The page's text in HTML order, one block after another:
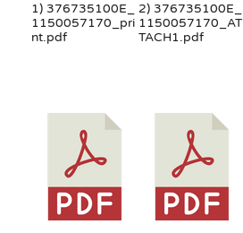
1) 376735100E_
1150057170_pri
nt.pdf
2) 376735100E_
1150057170_AT
TACH1.pdf